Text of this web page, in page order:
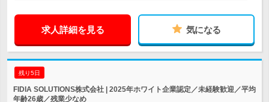
求人詳細を見る 気になる
残り5日
FIDIA SOLUTIONS株式会社 | 2025年ホワイト企業認定／未経験歓迎／平均
年齢26歳／残業少なめ